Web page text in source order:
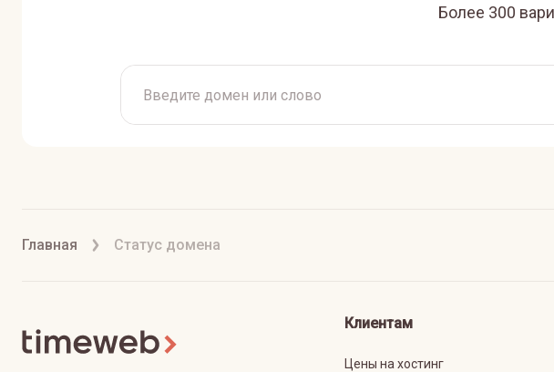
Более 300
Главная Статус домена
Клиентам
Цены на хостинг